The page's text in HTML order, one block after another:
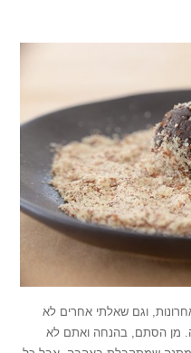
וגם שאלתי אחרים לא
מן הסתם, בהנחה ואתם לא